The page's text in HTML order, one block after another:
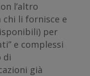
l’altro
li fornisce e
per
e complessi
di
già